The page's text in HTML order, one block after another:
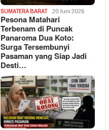
SUMATERA BARAT 20 Juni 2026
Pesona Matahari
Terbenam di Puncak
Panaroma Dua Koto:
Surga Tersembunyi
Pasaman yang Siap Jadi
Desti…